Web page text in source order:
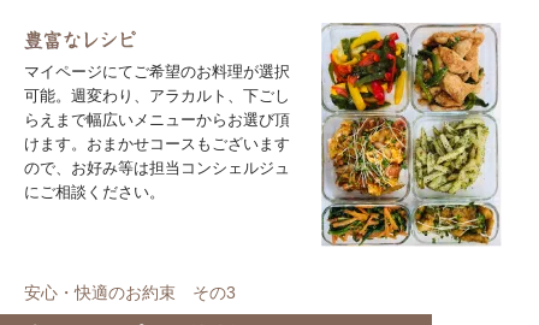
マイページにてご希望のお料理が選択
可能。週変わり、アラカルト、下ごし
らえまで幅広いメニューからお選び頂
けます。おまかせコースもございます
ので、お好み等は担当コンシェルジュ
にご相談ください。
安心・快適のお約束 その3